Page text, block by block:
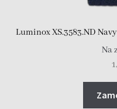
Luminox XS.3583.ND
Na